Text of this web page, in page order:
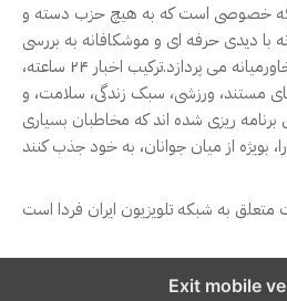
خصوصی است که به هیچ حزب دسته و
با دیدی حرفه ای و موشکافانه به بررسی
مهمترین رویدادهای ایران و خاورمیانه می پردازد.ترکیب اخبار ۲۴ ساعته،
مستند، ورزشی، سبک زندگی، سلامت، و
ریزی شده اند که مخاطبان بسیاری
Exit mobile